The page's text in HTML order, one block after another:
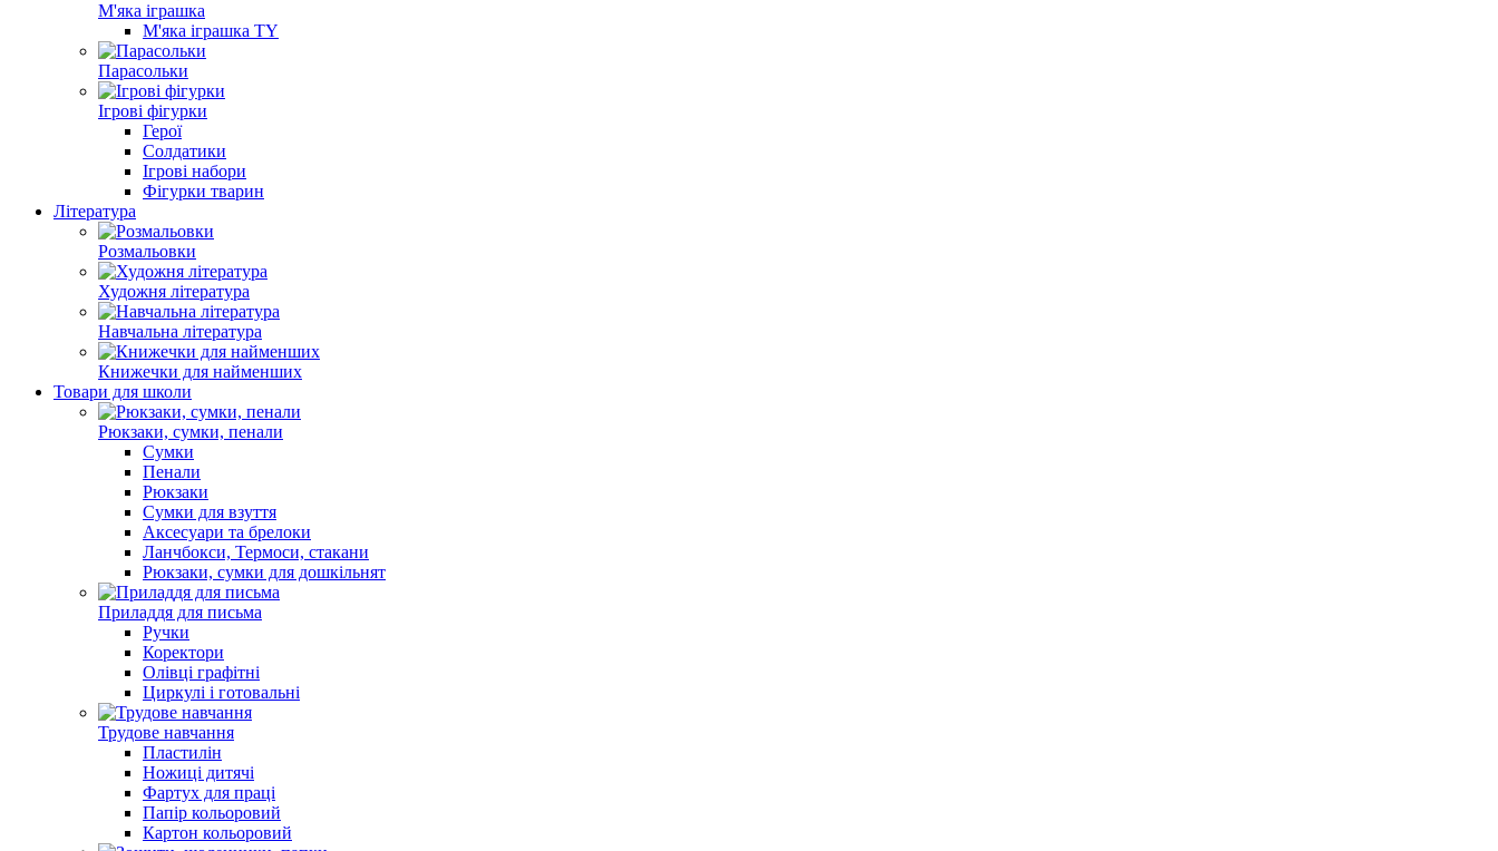
М'яка іграшка
М'яка іграшка TY
Парасольки
Ігрові фігурки
Герої
Солдатики
Ігрові набори
Фігурки тварин
Література
Розмальовки
Художня література
Навчальна література
Книжечки для найменших
Товари для школи
Рюкзаки, сумки, пенали
Сумки
Пенали
Рюкзаки
Сумки для взуття
Аксесуари та брелоки
Ланчбокси, Термоси, стакани
Рюкзаки, сумки для дошкільнят
Приладдя для письма
Ручки
Коректори
Олівці графітні
Циркулі і готовальні
Трудове навчання
Пластилін
Ножиці дитячі
Фартух для праці
Папір кольоровий
Картон кольоровий